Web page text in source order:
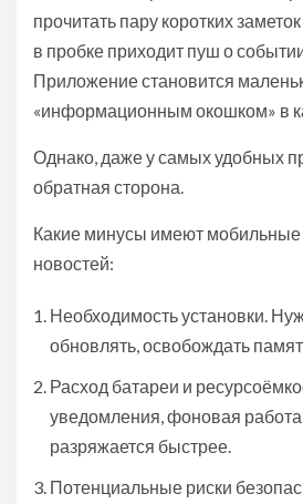
прочитать пару коротких
в пробке приходит пуш о
Приложение становится
«информационным окошком» в
Однако, даже у самых удобных
обратная сторона.
Какие минусы имеют
новостей:
Необходимость установки.
обновлять, освобождать
Расход батареи и
уведомления, фоновая
разряжается быстрее.
Потенциальные риски